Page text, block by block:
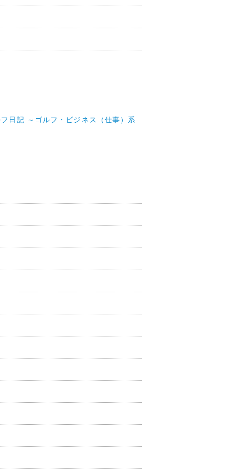
日記 ～ゴルフ・ビジネス（仕事）系